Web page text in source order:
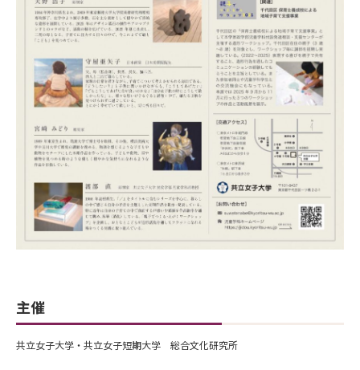
主催
共立女子大学・共立女子短期大学 総合文化研究所